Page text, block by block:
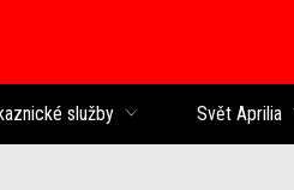
služby Svět Aprilia